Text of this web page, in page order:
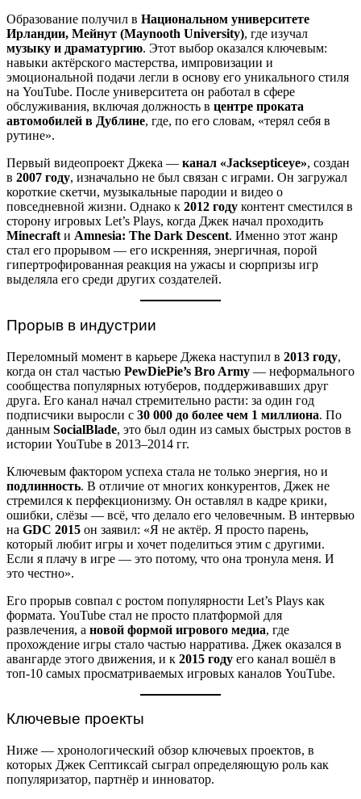
Образование получил в Национальном университете
Ирландии, Мейнут (Maynooth University), где изучал
музыку и драматургию. Этот выбор оказался ключевым:
навыки актёрского мастерства, импровизации и
эмоциональной подачи легли в основу его уникального стиля
на YouTube. После университета он работал в сфере
обслуживания, включая должность в центре проката
автомобилей в Дублине, где, по его словам, «терял себя в
рутине».
Первый видеопроект Джека — канал «Jacksepticeye», создан
в 2007 году, изначально не был связан с играми. Он загружал
короткие скетчи, музыкальные пародии и видео о
повседневной жизни. Однако к 2012 году контент сместился в
сторону игровых Let’s Plays, когда Джек начал проходить
Minecraft и Amnesia: The Dark Descent. Именно этот жанр
стал его прорывом — его искренняя, энергичная, порой
гипертрофированная реакция на ужасы и сюрпризы игр
выделяла его среди других создателей.
Прорыв в индустрии
Переломный момент в карьере Джека наступил в 2013 году,
когда он стал частью PewDiePie’s Bro Army — неформального
сообщества популярных ютуберов, поддерживавших друг
друга. Его канал начал стремительно расти: за один год
подписчики выросли с 30 000 до более чем 1 миллиона. По
данным SocialBlade, это был один из самых быстрых ростов в
истории YouTube в 2013–2014 гг.
Ключевым фактором успеха стала не только энергия, но и
подлинность. В отличие от многих конкурентов, Джек не
стремился к перфекционизму. Он оставлял в кадре крики,
ошибки, слёзы — всё, что делало его человечным. В интервью
на GDC 2015 он заявил: «Я не актёр. Я просто парень,
который любит игры и хочет поделиться этим с другими.
Если я плачу в игре — это потому, что она тронула меня. И
это честно».
Его прорыв совпал с ростом популярности Let’s Plays как
формата. YouTube стал не просто платформой для
развлечения, а новой формой игрового медиа, где
прохождение игры стало частью нарратива. Джек оказался в
авангарде этого движения, и к 2015 году его канал вошёл в
топ-10 самых просматриваемых игровых каналов YouTube.
Ключевые проекты
Ниже — хронологический обзор ключевых проектов, в
которых Джек Септиксай сыграл определяющую роль как
популяризатор, партнёр и инноватор.